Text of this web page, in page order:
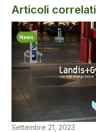
Articoli correlati
News
Settembre 21, 2023